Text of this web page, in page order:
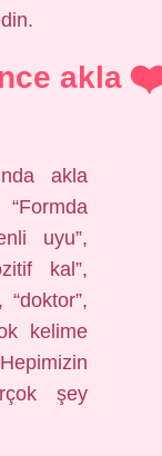
akla
akla
uyu”,
kal”,
“doktor”,
kelime
şey